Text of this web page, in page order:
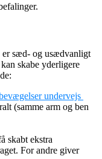
er sæd- og usædvanligt
skabe yderligere
undervejs
(samme arm og ben
skabt ekstra
For andre giver